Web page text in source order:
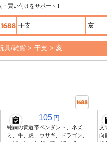
・買い付けをサポート!!
具/雑貨 > 干支 > 亥
105 円
純銅の黄道帯ペンダント、ネズ
ミ、牛、虎、ウサギ、ドラゴン、
文
向